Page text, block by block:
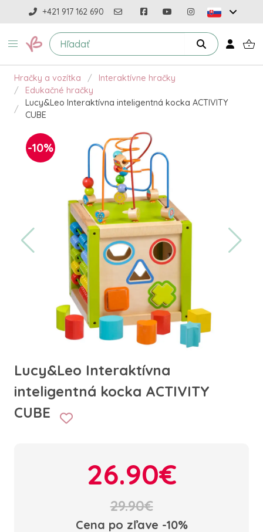
+421 917 162 690
Hračky a vozítka
Interaktívne hračky
Edukačné hračky
Lucy&Leo Interaktívna inteligentná kocka ACTIVITY
CUBE
-10%
Lucy&Leo Interaktívna
inteligentná kocka ACTIVITY
CUBE
26.90€
29.90€
Cena po zľave -10%